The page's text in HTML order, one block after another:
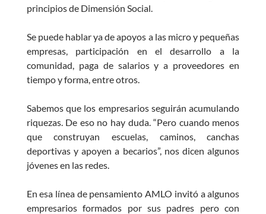
principios de Dimensión Social.
Se puede hablar ya de apoyos a las micro y pequeñas
empresas, participación en el desarrollo a la
comunidad, paga de salarios y a proveedores en
tiempo y forma, entre otros.
Sabemos que los empresarios seguirán acumulando
riquezas. De eso no hay duda. “Pero cuando menos
que construyan escuelas, caminos, canchas
deportivas y apoyen a becarios”, nos dicen algunos
jóvenes en las redes.
En esa línea de pensamiento AMLO invitó a algunos
empresarios formados por sus padres pero con